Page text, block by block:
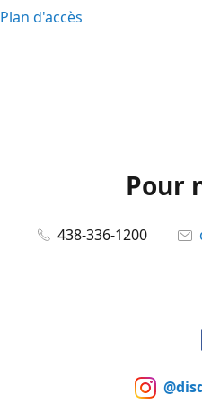
Plan d'accès
Pour
438-336-1200